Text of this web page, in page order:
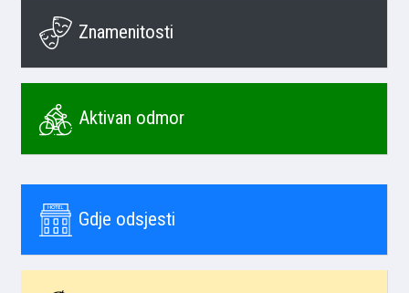
Znamenitosti
Aktivan odmor
Gdje odsjesti